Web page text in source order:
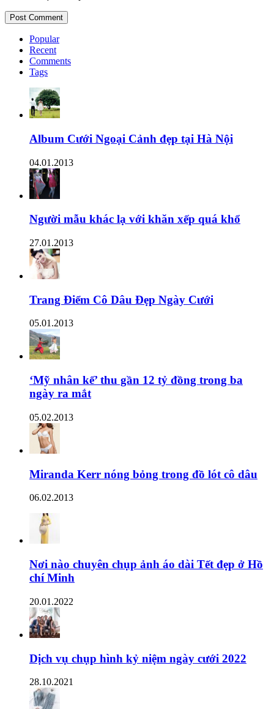
Popular
Recent
Comments
Tags
Album Cưới Ngoại Cảnh đẹp tại Hà Nội
04.01.2013
Người mẫu khác lạ với khăn xếp quá khổ
27.01.2013
Trang Điểm Cô Dâu Đẹp Ngày Cưới
05.01.2013
‘Mỹ nhân kế’ thu gần 12 tỷ đồng trong ba
ngày ra mắt
05.02.2013
Miranda Kerr nóng bỏng trong đồ lót cô dâu
06.02.2013
Nơi nào chuyên chụp ảnh áo dài Tết đẹp ở Hồ
chí Minh
20.01.2022
Dịch vụ chụp hình kỷ niệm ngày cưới 2022
28.10.2021